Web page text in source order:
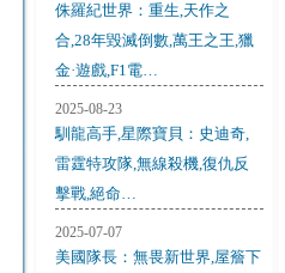
侏羅紀世界：重生,天作之
合,28年毀滅倒數,萬王之王,獵
金·遊戲,F1電…
2025-08-23
馴龍高手,星際寶貝：史迪奇,
雷霆特攻隊,無線殺機,復仇反
擊戰,絕命…
2025-07-07
美國隊長：無畏新世界,屋簷下